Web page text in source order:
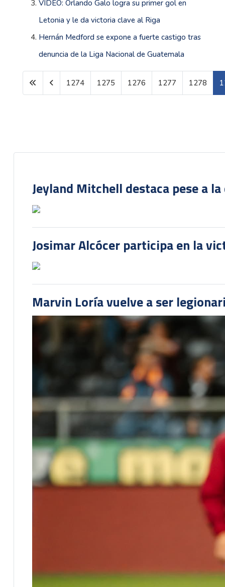
VIDEO: Orlando Galo logra su primer gol en
Letonia y le da victoria clave al Riga
Hernán Medford se expone a fuerte castigo tras
denuncia de la Liga Nacional de Guatemala
Página 1279 de 1600
1274 1275 1276 1277 1278
Jeyland Mitchell destaca pese a
Josimar Alcócer participa en la
Marvin Loría vuelve a ser